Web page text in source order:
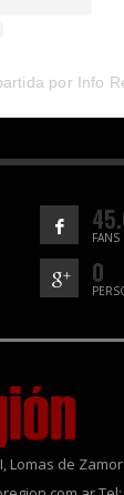
FANS
0
Lomas de